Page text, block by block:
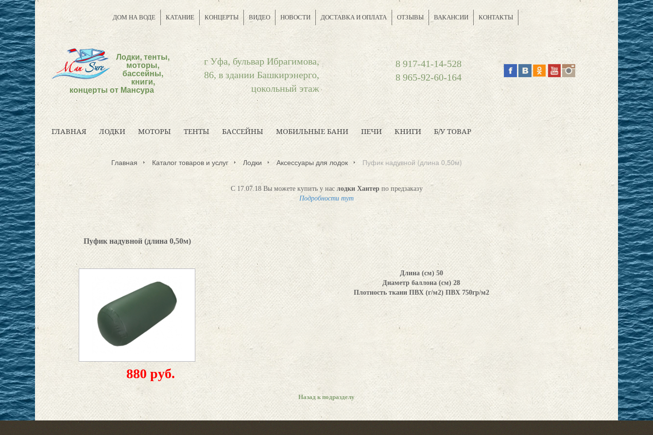
ДОМ НА ВОДЕ КАТАНИЕ КОНЦЕРТЫ ВИДЕО НОВОСТИ ДОСТАВКА И ОПЛАТА ОТЗЫВЫ ВАКАНСИИ КОНТАКТЫ
Лодки, тенты,
моторы,
бассейны,
книги,
концерты от Мансура
г Уфа, бульвар Ибрагимова,
86, в здании Башкирэнерго,
цокольный этаж
8 917-41-14-528
8 965-92-60-164
ГЛАВНАЯ ЛОДКИ МОТОРЫ ТЕНТЫ БАССЕЙНЫ МОБИЛЬНЫЕ БАНИ ПЕЧИ КНИГИ Б/У ТОВАР
Главная Каталог товаров и услуг Лодки Аксессуары для лодок Пуфик надувной (длина 0,50м)
С 17.07.18 Вы можете купить у нас лодки Хантер по предзаказу
Подробности тут
Пуфик надувной (длина 0,50м)
880 руб.
Длина (см) 50
Диаметр баллона (см) 28
Плотность ткани ПВХ (г/м2) ПВХ 750гр/м2
Назад к подразделу